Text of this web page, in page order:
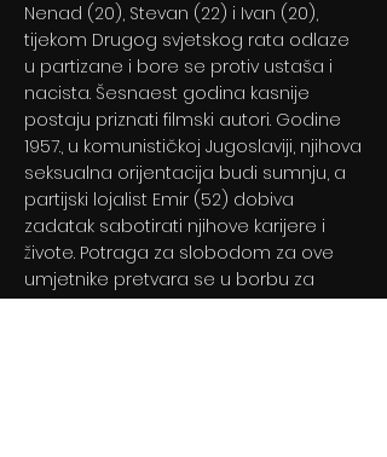
Nenad (20), Stevan (22) i Ivan (20),
tijekom Drugog svjetskog rata odlaze
u partizane i bore se protiv ustaša i
nacista. Šesnaest godina kasnije
postaju priznati filmski autori. Godine
1957., u komunističkoj Jugoslaviji, njihova
seksualna orijentacija budi sumnju, a
partijski lojalist Emir (52) dobiva
zadatak sabotirati njihove karijere i
živote. Potraga za slobodom za ove
umjetnike pretvara se u borbu za
opstanak, dok se Emir suočava s